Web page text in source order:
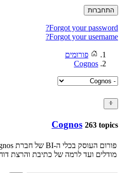
התחברות
Forgot your password?
Forgot your username?
פורומים
Cognos
Cognos 263 topics
מודלים ועד לרמה של כתיבת והרצת